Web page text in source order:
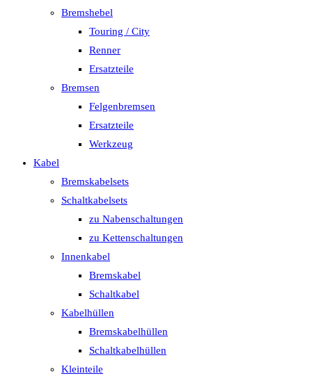
Bremshebel
Touring / City
Renner
Ersatzteile
Bremsen
Felgenbremsen
Ersatzteile
Werkzeug
Kabel
Bremskabelsets
Schaltkabelsets
zu Nabenschaltungen
zu Kettenschaltungen
Innenkabel
Bremskabel
Schaltkabel
Kabelhüllen
Bremskabelhüllen
Schaltkabelhüllen
Kleinteile